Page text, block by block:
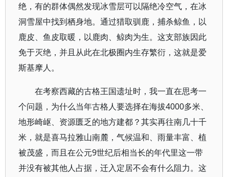
绝，有的群体偶然发现冰雪层可以隔绝冷空气，在冰
洞雪屋中找到栖身地。通过猎取驯鹿，捕杀鲸鱼，以
鹿皮、鱼皮取暖，以鹿肉、鲸肉为生。这支部族因此
免于灭绝，并且从此在北极圈内生存繁衍，这就是爱
斯基摩人。
在考察西藏的古格王国遗址时，我一直在思考一
个问题，为什么当年古格人要选择在海拔4000多米、
地形崎岖、资源匮乏的地方建都？其实再往南几十千
米，就是喜马拉雅山南麓，气候温和、雨量丰富、植
被茂盛，而且在公元9世纪后相当长的年代里这一带
并没有被其他人占据，迁入定居不会有什么阻力。这